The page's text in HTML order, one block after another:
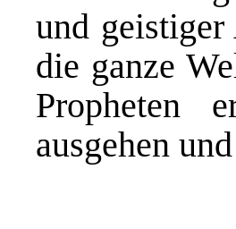
und
die ganze
Propheten
ausgehen